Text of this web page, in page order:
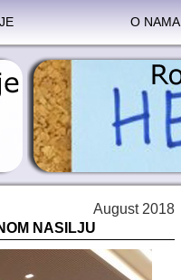
O NAMA
August 2018
NASILJU